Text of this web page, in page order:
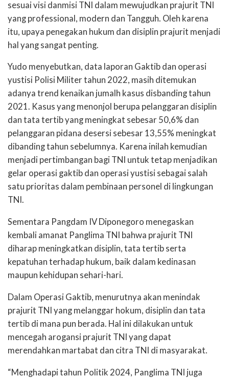
sesuai visi danmisi TNI dalam mewujudkan prajurit TNI
yang professional, modern dan Tangguh. Oleh karena
itu, upaya penegakan hukum dan disiplin prajurit menjadi
hal yang sangat penting.
Yudo menyebutkan, data laporan Gaktib dan operasi
yustisi Polisi Militer tahun 2022, masih ditemukan
adanya trend kenaikan jumalh kasus disbanding tahun
2021. Kasus yang menonjol berupa pelanggaran disiplin
dan tata tertib yang meningkat sebesar 50,6% dan
pelanggaran pidana desersi sebesar 13,55% meningkat
dibanding tahun sebelumnya. Karena inilah kemudian
menjadi pertimbangan bagi TNI untuk tetap menjadikan
gelar operasi gaktib dan operasi yustisi sebagai salah
satu prioritas dalam pembinaan personel di lingkungan
TNI.
Sementara Pangdam IV Diponegoro menegaskan
kembali amanat Panglima TNI bahwa prajurit TNI
diharap meningkatkan disiplin, tata tertib serta
kepatuhan terhadap hukum, baik dalam kedinasan
maupun kehidupan sehari-hari.
Dalam Operasi Gaktib, menurutnya akan menindak
prajurit TNI yang melanggar hokum, disiplin dan tata
tertib di mana pun berada. Hal ini dilakukan untuk
mencegah arogansi prajurit TNI yang dapat
merendahkan martabat dan citra TNI di masyarakat.
“Menghadapi tahun Politik 2024, Panglima TNI juga